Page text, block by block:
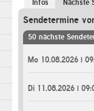
Infos Nächste
Sendetermine
50 nächste
Mo 10.08.2026 |
Di 11.08.2026 |